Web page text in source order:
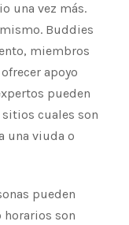
una vez más.
Buddies
miembros
apoyo
pueden
cuales son
una viuda o
pueden
son